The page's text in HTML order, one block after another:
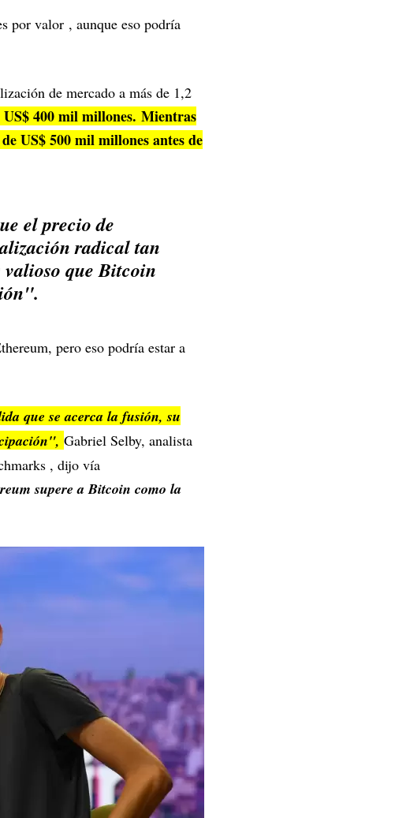
por valor , aunque eso podría
de mercado a más de 1,2
US$ 400 mil millones. Mientras
US$ 500 mil millones antes de
el precio de
radical tan
valioso que Bitcoin
pero eso podría estar a
que se acerca la fusión, su
Gabriel Selby, analista
, dijo vía
supere a Bitcoin como la